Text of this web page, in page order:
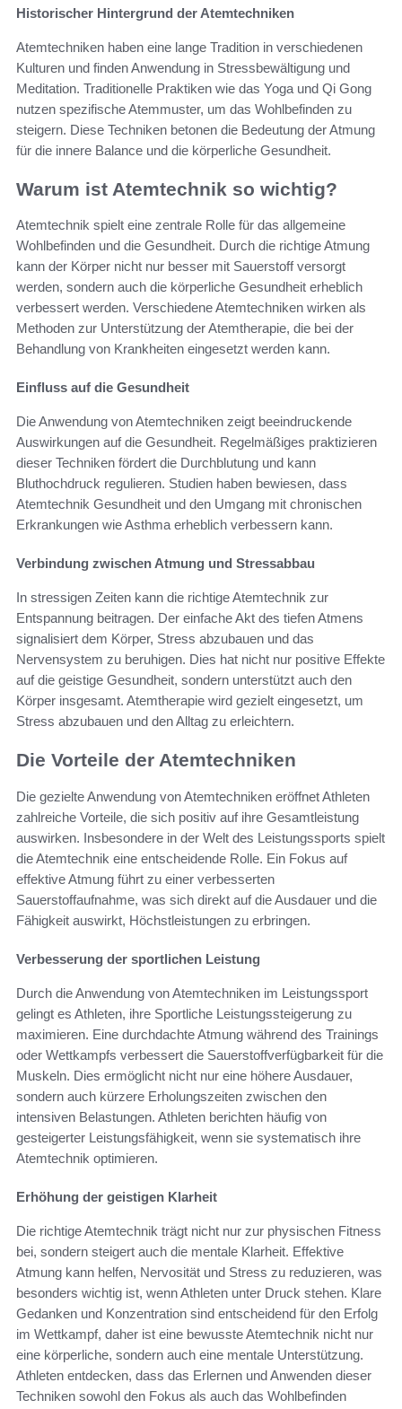
Historischer Hintergrund der Atemtechniken
Atemtechniken haben eine lange Tradition in verschiedenen
Kulturen und finden Anwendung in Stressbewältigung und
Meditation. Traditionelle Praktiken wie das Yoga und Qi Gong
nutzen spezifische Atemmuster, um das Wohlbefinden zu
steigern. Diese Techniken betonen die Bedeutung der Atmung
für die innere Balance und die körperliche Gesundheit.
Warum ist Atemtechnik so wichtig?
Atemtechnik spielt eine zentrale Rolle für das allgemeine
Wohlbefinden und die Gesundheit. Durch die richtige Atmung
kann der Körper nicht nur besser mit Sauerstoff versorgt
werden, sondern auch die körperliche Gesundheit erheblich
verbessert werden. Verschiedene Atemtechniken wirken als
Methoden zur Unterstützung der Atemtherapie, die bei der
Behandlung von Krankheiten eingesetzt werden kann.
Einfluss auf die Gesundheit
Die Anwendung von Atemtechniken zeigt beeindruckende
Auswirkungen auf die Gesundheit. Regelmäßiges praktizieren
dieser Techniken fördert die Durchblutung und kann
Bluthochdruck regulieren. Studien haben bewiesen, dass
Atemtechnik Gesundheit und den Umgang mit chronischen
Erkrankungen wie Asthma erheblich verbessern kann.
Verbindung zwischen Atmung und Stressabbau
In stressigen Zeiten kann die richtige Atemtechnik zur
Entspannung beitragen. Der einfache Akt des tiefen Atmens
signalisiert dem Körper, Stress abzubauen und das
Nervensystem zu beruhigen. Dies hat nicht nur positive Effekte
auf die geistige Gesundheit, sondern unterstützt auch den
Körper insgesamt. Atemtherapie wird gezielt eingesetzt, um
Stress abzubauen und den Alltag zu erleichtern.
Die Vorteile der Atemtechniken
Die gezielte Anwendung von Atemtechniken eröffnet Athleten
zahlreiche Vorteile, die sich positiv auf ihre Gesamtleistung
auswirken. Insbesondere in der Welt des Leistungssports spielt
die Atemtechnik eine entscheidende Rolle. Ein Fokus auf
effektive Atmung führt zu einer verbesserten
Sauerstoffaufnahme, was sich direkt auf die Ausdauer und die
Fähigkeit auswirkt, Höchstleistungen zu erbringen.
Verbesserung der sportlichen Leistung
Durch die Anwendung von Atemtechniken im Leistungssport
gelingt es Athleten, ihre Sportliche Leistungssteigerung zu
maximieren. Eine durchdachte Atmung während des Trainings
oder Wettkampfs verbessert die Sauerstoffverfügbarkeit für die
Muskeln. Dies ermöglicht nicht nur eine höhere Ausdauer,
sondern auch kürzere Erholungszeiten zwischen den
intensiven Belastungen. Athleten berichten häufig von
gesteigerter Leistungsfähigkeit, wenn sie systematisch ihre
Atemtechnik optimieren.
Erhöhung der geistigen Klarheit
Die richtige Atemtechnik trägt nicht nur zur physischen Fitness
bei, sondern steigert auch die mentale Klarheit. Effektive
Atmung kann helfen, Nervosität und Stress zu reduzieren, was
besonders wichtig ist, wenn Athleten unter Druck stehen. Klare
Gedanken und Konzentration sind entscheidend für den Erfolg
im Wettkampf, daher ist eine bewusste Atemtechnik nicht nur
eine körperliche, sondern auch eine mentale Unterstützung.
Athleten entdecken, dass das Erlernen und Anwenden dieser
Techniken sowohl den Fokus als auch das Wohlbefinden